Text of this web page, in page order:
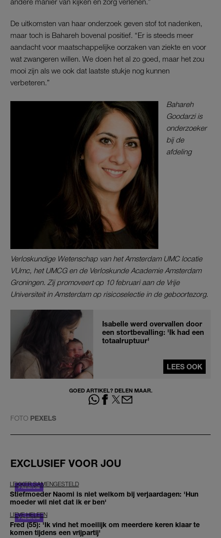
De uitkomsten van haar onderzoek geven stof tot nadenken,
maar toch is Bahareh bovenal positief. “Er is steeds meer
aandacht voor maatschappelijke oorzaken van ziekte en voor
wat zwangeren willen. We doen het al zo goed, maar het zou
mooi zijn als we ook dat laatste stukje nog kunnen
verbeteren.”
Bahareh
Goodarzi is
onderzoeker
bij de
afdeling
Verloskundige Wetenschap van het Amsterdam UMC locatie
VUmc, het UMCG en de Verloskunde Academie Amsterdam
Groningen. Zij promoveert op 10 februari aan de Vrije
Universiteit in Amsterdam op risicoselectie in de geboortezorg.
Isabelle werd overvallen door
een stortbevalling: 'Ik had een
totaalruptuur'
LEES OOK
GOED ARTIKEL? DELEN MAAR.
FOTO PEXELS
EXCLUSIEF VOOR JOU
LEKKER SAMENGESTELD
Stiefmoeder Naomi is niet welkom bij verjaardagen: 'Hun
moeder wil niet dat ik er ben'
LIEVE HELEEN
Fred (55): 'Ik vind het moeilijk om meerdere keren klaar te
komen tijdens een vrijpartij'